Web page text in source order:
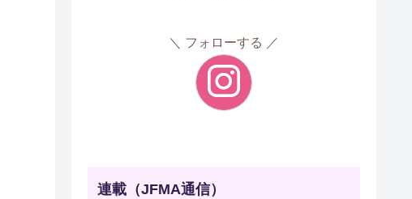
フォローする
連載（JFMA通信）